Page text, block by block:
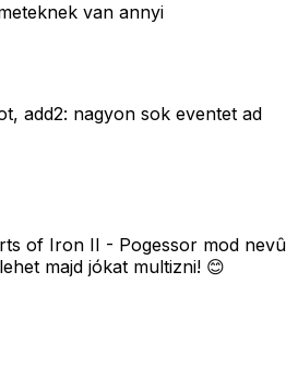
van annyi
add2: nagyon sok eventet ad
of Iron II - Pogessor mod nevû
majd jókat multizni! 😊